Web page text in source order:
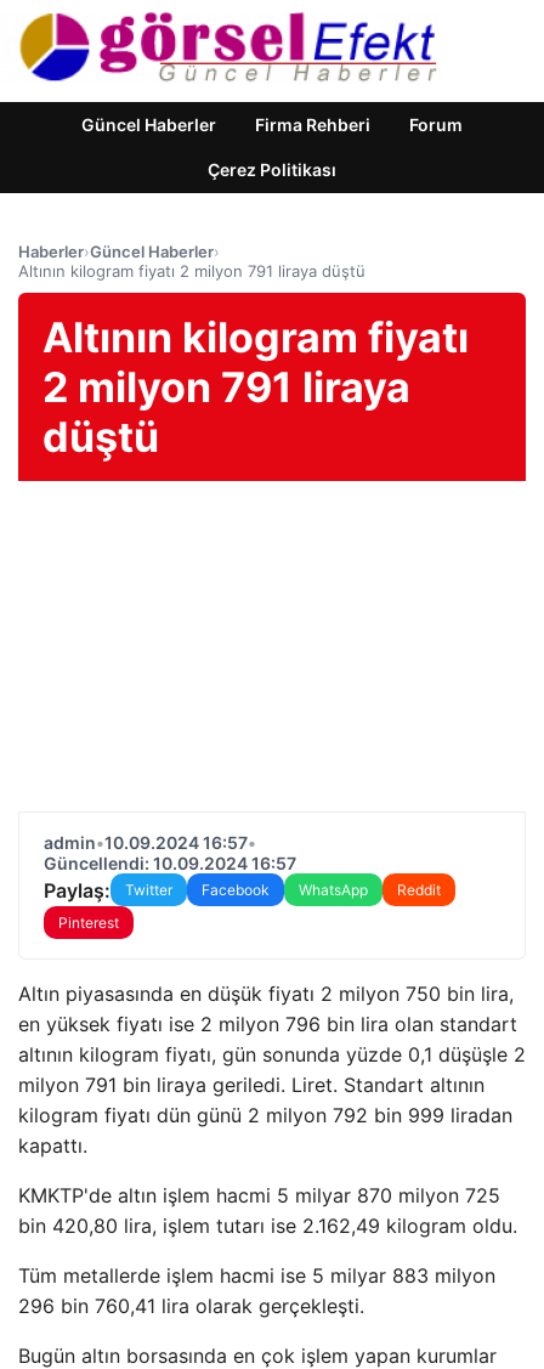
Güncel Haberler Firma Rehberi Forum
Çerez Politikası
Haberler›Güncel Haberler›
Altının kilogram fiyatı 2 milyon 791 liraya düştü
Altının kilogram fiyatı
2 milyon 791 liraya
düştü
admin•10.09.2024 16:57•
Güncellendi: 10.09.2024 16:57
Paylaş: Twitter Facebook WhatsApp
Reddit
Pinterest
Altın piyasasında en düşük fiyatı 2 milyon 750 bin lira,
en yüksek fiyatı ise 2 milyon 796 bin lira olan standart
altının kilogram fiyatı, gün sonunda yüzde 0,1 düşüşle 2
milyon 791 bin liraya geriledi. Liret. Standart altının
kilogram fiyatı dün günü 2 milyon 792 bin 999 liradan
kapattı.
KMKTP'de altın işlem hacmi 5 milyar 870 milyon 725
bin 420,80 lira, işlem tutarı ise 2.162,49 kilogram oldu.
Tüm metallerde işlem hacmi ise 5 milyar 883 milyon
296 bin 760,41 lira olarak gerçekleşti.
Bugün altın borsasında en çok işlem yapan kurumlar